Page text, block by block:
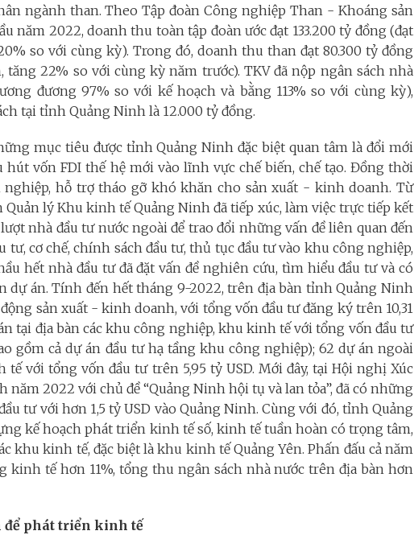
ngành than. Theo Tập đoàn Công nghiệp Than - Khoáng sản
năm 2022, doanh thu toàn tập đoàn ước đạt 133.200 tỷ đồng (đạt
so với cùng kỳ). Trong đó, doanh thu than đạt 80.300 tỷ đồng
tăng 22% so với cùng kỳ năm trước). TKV đã nộp ngân sách nhà
đương 97% so với kế hoạch và bằng 113% so với cùng kỳ),
tại tỉnh Quảng Ninh là 12.000 tỷ đồng.
mục tiêu được tỉnh Quảng Ninh đặc biệt quan tâm là đổi mới
vốn FDI thế hệ mới vào lĩnh vực chế biến, chế tạo. Đồng thời
hỗ trợ tháo gỡ khó khăn cho sản xuất - kinh doanh. Từ
Quản lý Khu kinh tế Quảng Ninh đã tiếp xúc, làm việc trực tiếp kết
nhà đầu tư nước ngoài để trao đổi những vấn đề liên quan đến
cơ chế, chính sách đầu tư, thủ tục đầu tư vào khu công nghiệp,
hết nhà đầu tư đã đặt vấn đề nghiên cứu, tìm hiểu đầu tư và có
dự án. Tính đến hết tháng 9-2022, trên địa bàn tỉnh Quảng Ninh
động sản xuất - kinh doanh, với tổng vốn đầu tư đăng ký trên 10,31
tại địa bàn các khu công nghiệp, khu kinh tế với tổng vốn đầu tư
gồm cả dự án đầu tư hạ tầng khu công nghiệp); 62 dự án ngoài
với tổng vốn đầu tư trên 5,95 tỷ USD. Mới đây, tại Hội nghị Xúc
2022 với chủ đề “Quảng Ninh hội tụ và lan tỏa”, đã có những
tư với hơn 1,5 tỷ USD vào Quảng Ninh. Cùng với đó, tỉnh Quảng
kế hoạch phát triển kinh tế số, kinh tế tuần hoàn có trọng tâm,
khu kinh tế, đặc biệt là khu kinh tế Quảng Yên. Phấn đấu cả năm
kinh tế hơn 11%, tổng thu ngân sách nhà nước trên địa bàn hơn
để phát triển kinh tế